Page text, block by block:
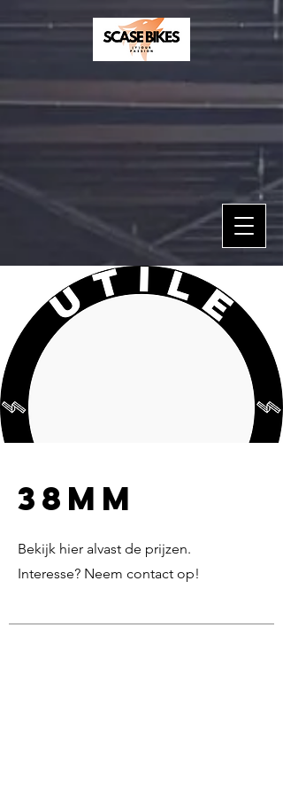
38MM
Bekijk hier alvast de prijzen.
Interesse? Neem contact op!